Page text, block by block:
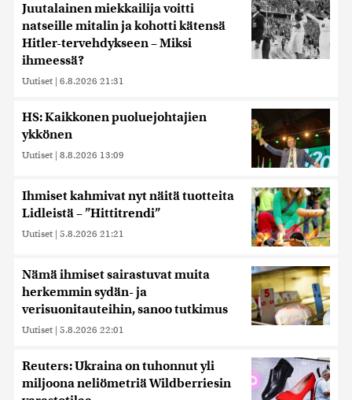
Juutalainen miekkailija voitti
natseille mitalin ja kohotti kätensä
Hitler-tervehdykseen – Miksi
ihmeessä?
Uutiset | 6.8.2026 21:31
HS: Kaikkonen puoluejohtajien
ykkönen
Uutiset | 8.8.2026 13:09
Ihmiset kahmivat nyt näitä tuotteita
Lidleistä – ”Hittitrendi”
Uutiset | 5.8.2026 21:21
Nämä ihmiset sairastuvat muita
herkemmin sydän- ja
verisuonitauteihin, sanoo tutkimus
Uutiset | 5.8.2026 22:01
Reuters: Ukraina on tuhonnut yli
miljoona neliömetriä Wildberriesin